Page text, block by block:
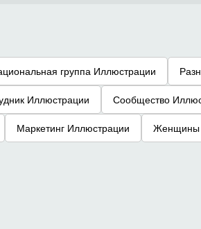
группа Иллюстрации
Иллюстрации Сообщество
Маркетинг Иллюстрации Женщины